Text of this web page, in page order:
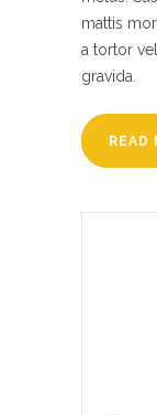
mattis
a tortor
gravida.
READ